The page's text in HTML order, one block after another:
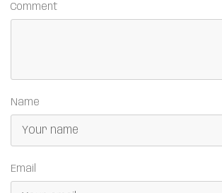
Comment
Name
Email